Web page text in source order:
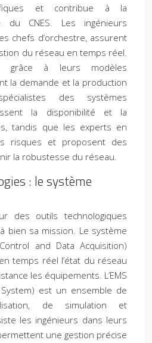
et contribue à la
du CNES. Les ingénieurs
chefs d’orchestre, assurent
du réseau en temps réel.
grâce à leurs modèles
la demande et la production
des systèmes
la disponibilité et la
tandis que les experts en
risques et proposent des
la robustesse du réseau.
: le système
des outils technologiques
bien sa mission. Le système
and Data Acquisition)
temps réel l’état du réseau
les équipements. L’EMS
System) est un ensemble de
de simulation et
les ingénieurs dans leurs
une gestion précise